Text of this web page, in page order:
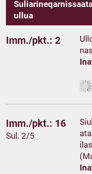
ullua
Imm./pkt.: 2
Imm./pkt.: 16
Sul. 2/5